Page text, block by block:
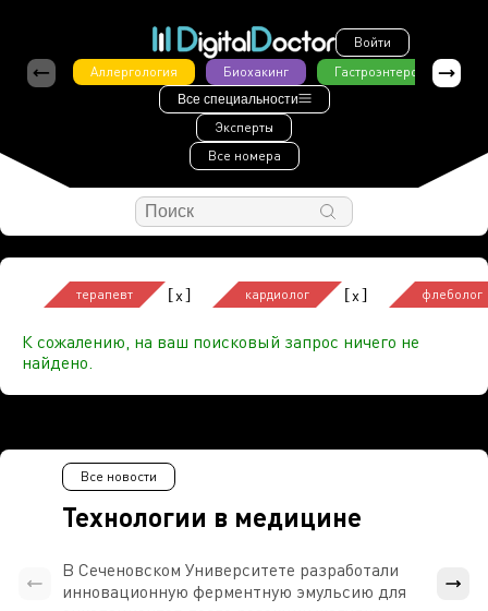
Войти
Аллергология
Биохакинг Гастроэнтерология
Все специальности
Эксперты
Все номера
терапевт [x] кардиолог [x] флеболог
К сожалению, на ваш поисковый запрос ничего не
найдено.
Технологии в медицине
Все новости
В Сеченовском Университете разработали
инновационную ферментную эмульсию для